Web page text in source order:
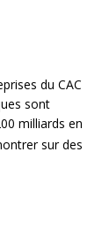
du CAC
sont
milliards en
sur des